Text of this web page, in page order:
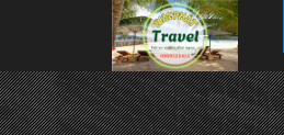
content